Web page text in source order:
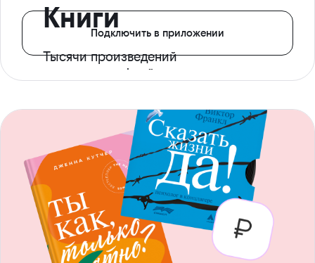
Книги
Тысячи произведений
с доступом офлайн
Подключить в приложении